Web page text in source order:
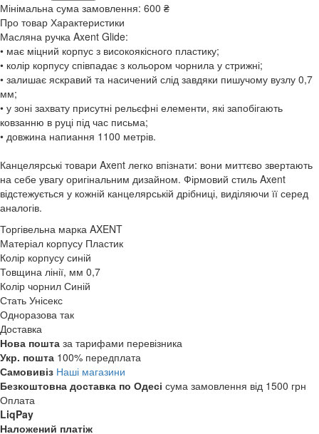
Мінімальна сума замовлення: 600 ₴
Про товар Характеристики
Масляна ручка Axent Glide:
• має міцний корпус з високоякісного пластику;
• колір корпусу співпадає з кольором чорнила у стрижні;
• залишає яскравий та насичений слід завдяки пишучому вузлу 0,7
мм;
• у зоні захвату присутні рельєфні елементи, які запобігають
ковзанню в руці під час письма;
• довжина напиання 1100 метрів.
Канцелярські товари Axent легко впізнати: вони миттєво звертають
на себе увагу оригінальним дизайном. Фірмовий стиль Axent
відстежується у кожній канцелярській дрібниці, виділяючи її серед
аналогів.
Торгівельна марка AXENT
Матеріал корпусу Пластик
Колір корпусу синій
Товщина лінії, мм 0,7
Колір чорнил Синій
Стать Унісекс
Одноразова так
Доставка
Нова пошта за тарифами перевізника
Укр. пошта 100% передплата
Самовивіз Наші магазини
Безкоштовна доставка по Одесі сума замовлення від 1500 грн
Оплата
LiqPay
Наложений платіж